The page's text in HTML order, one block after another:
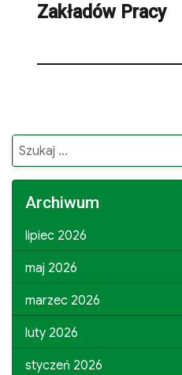
Zakładów Pracy
Search
for:
Archiwum
lipiec 2026
maj 2026
marzec 2026
luty 2026
styczeń 2026